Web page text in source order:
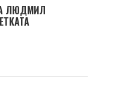
ЛЮДМИЛ